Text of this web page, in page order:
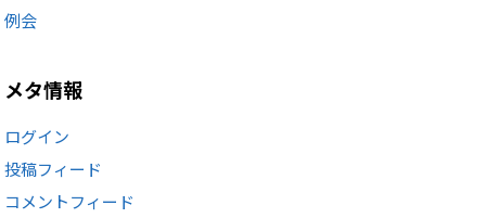
例会
メタ情報
ログイン
投稿フィード
コメントフィード